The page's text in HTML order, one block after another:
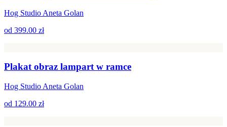
Hog Studio Aneta Golan
od 399.00 zł
Plakat obraz lampart w ramce
Hog Studio Aneta Golan
od 129.00 zł